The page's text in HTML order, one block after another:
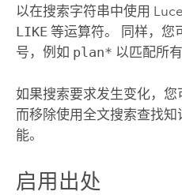
以在搜索字符串中使用
LIKE等运算符。 同样，您
号，例如 plan* 以匹配所
如果搜索要求发生变化，您
而移除使用全文搜索查找
能。
启用出处